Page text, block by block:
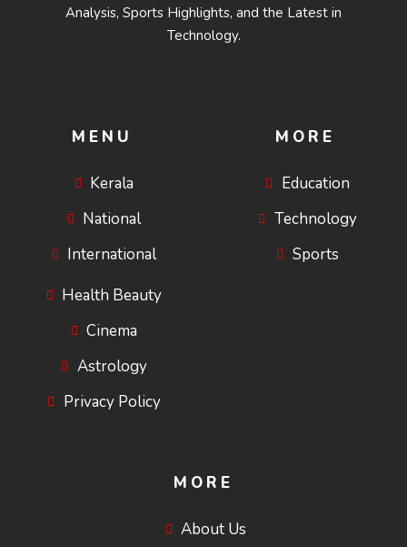
Analysis, Sports Highlights, and the Latest in
Technology.
MENU
Kerala
National
International
Health Beauty
Cinema
Astrology
Privacy Policy
MORE
Education
Technology
Sports
MORE
About Us